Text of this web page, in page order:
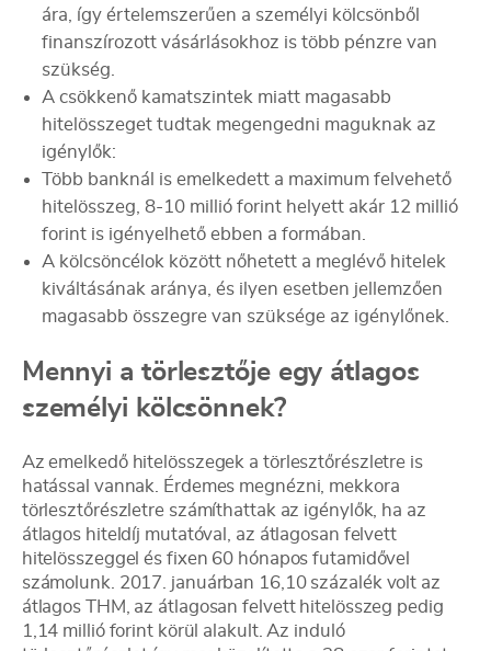
ára, így értelemszerűen a személyi kölcsönből
finanszírozott vásárlásokhoz is több pénzre van
szükség.
A csökkenő kamatszintek miatt magasabb
hitelösszeget tudtak megengedni maguknak az
igénylők:
Több banknál is emelkedett a maximum felvehető
hitelösszeg, 8-10 millió forint helyett akár 12 millió
forint is igényelhető ebben a formában.
A kölcsöncélok között nőhetett a meglévő hitelek
kiváltásának aránya, és ilyen esetben jellemzően
magasabb összegre van szüksége az igénylőnek.
Mennyi a törlesztője egy átlagos
személyi kölcsönnek?
Az emelkedő hitelösszegek a törlesztőrészletre is
hatással vannak. Érdemes megnézni, mekkora
törlesztőrészletre számíthattak az igénylők, ha az
átlagos hiteldíj mutatóval, az átlagosan felvett
hitelösszeggel és fixen 60 hónapos futamidővel
számolunk. 2017. januárban 16,10 százalék volt az
átlagos THM, az átlagosan felvett hitelösszeg pedig
1,14 millió forint körül alakult. Az induló